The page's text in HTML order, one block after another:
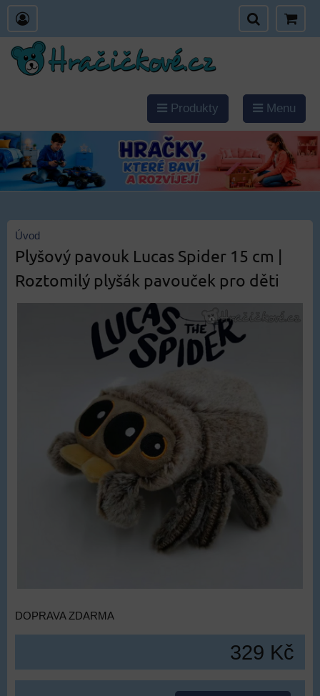
Produkty Menu
Úvod
Plyšový pavouk Lucas Spider 15 cm |
Roztomilý plyšák pavouček pro děti
DOPRAVA ZDARMA
329 Kč